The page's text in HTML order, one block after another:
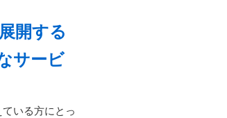
開する
サービ
いる方にとっ